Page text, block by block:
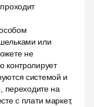
или
не
контролирует
системой и
переходите на
с плати маркет,